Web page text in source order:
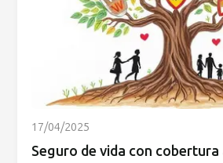
17/04/2025
Seguro de vida con